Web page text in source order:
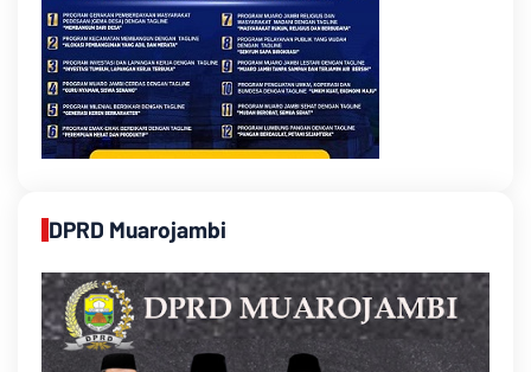
DPRD Muarojambi